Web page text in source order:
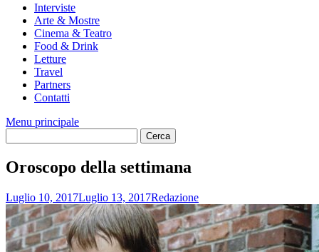
Interviste
Arte & Mostre
Cinema & Teatro
Food & Drink
Letture
Travel
Partners
Contatti
Menu principale
Oroscopo della settimana
Luglio 10, 2017Luglio 13, 2017Redazione